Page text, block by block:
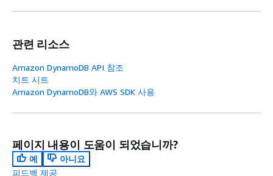
관련 리소스
Amazon DynamoDB API 참조
치트 시트
Amazon DynamoDB와 AWS SDK 사용
페이지 내용이 도움이 되었습니까?
예
아니요
피드백 제공